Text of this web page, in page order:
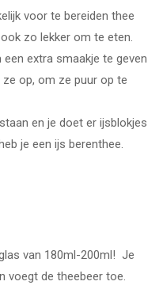
voor te bereiden thee
zo lekker om te eten.
extra smaakje te geven
op, om ze puur op te
en je doet er ijsblokjes
je een ijs berenthee.
van 180ml-200ml! Je
voegt de theebeer toe.